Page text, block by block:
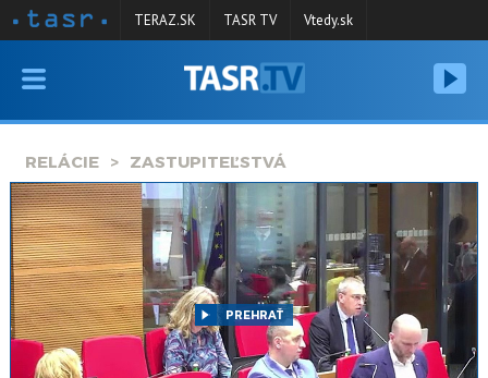
VYSIELANIE
SPRAVODAJSTVO
KONTAKT
ARCHÍV
TERAZ.SK TASR TV Vtedy.sk
RELÁCIE ZASTUPITEĽSTVÁ
PREHRAŤ